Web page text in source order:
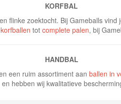
KORFBAL
flinke zoektocht. Bij Gameballs
tot complete palen, bij
HANDBAL
een ruim assortiment aan ballen in
hebben wij kwalitatieve